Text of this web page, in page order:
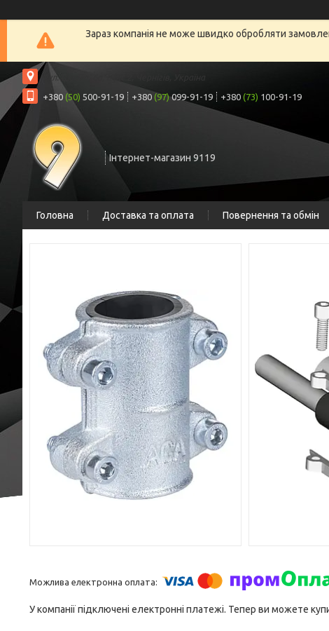
Зараз компанія не може швидко обробляти
вул. Шрага, 6а, офіс 2, Чернігів, Україна
+380 (50) 500-91-19 +380 (97)099-91-19 +380 (73) 100-91-19
Інтернет-магазин 9119
Головна Доставка та оплата Повернення та обмін
У компанії підключені електронні платежі. Тепер ви можете